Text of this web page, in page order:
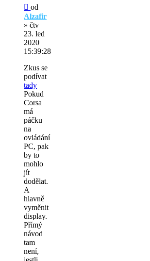
Příspěvek
od
Alzafir
» čtv
23. led
2020
15:39:28
Zkus se
podívat
tady
Pokud
Corsa
má
páčku
na
ovládání
PC, pak
by to
mohlo
jít
dodělat.
A
hlavně
vyměnit
display.
Přímý
návod
tam
není,